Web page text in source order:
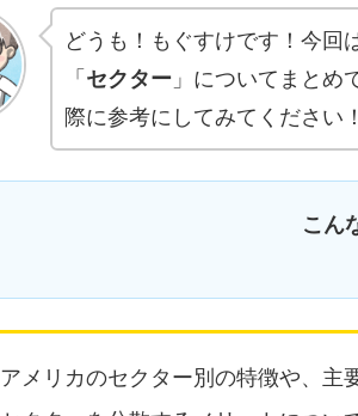
どうも！もぐすけです！今回
「 セクター 」についてまとめ
際に参考にしてみてください
こん
アメリカのセクター別の特徴や、主